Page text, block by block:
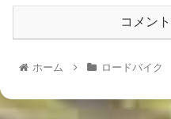
コメン
ホーム ロードバイク